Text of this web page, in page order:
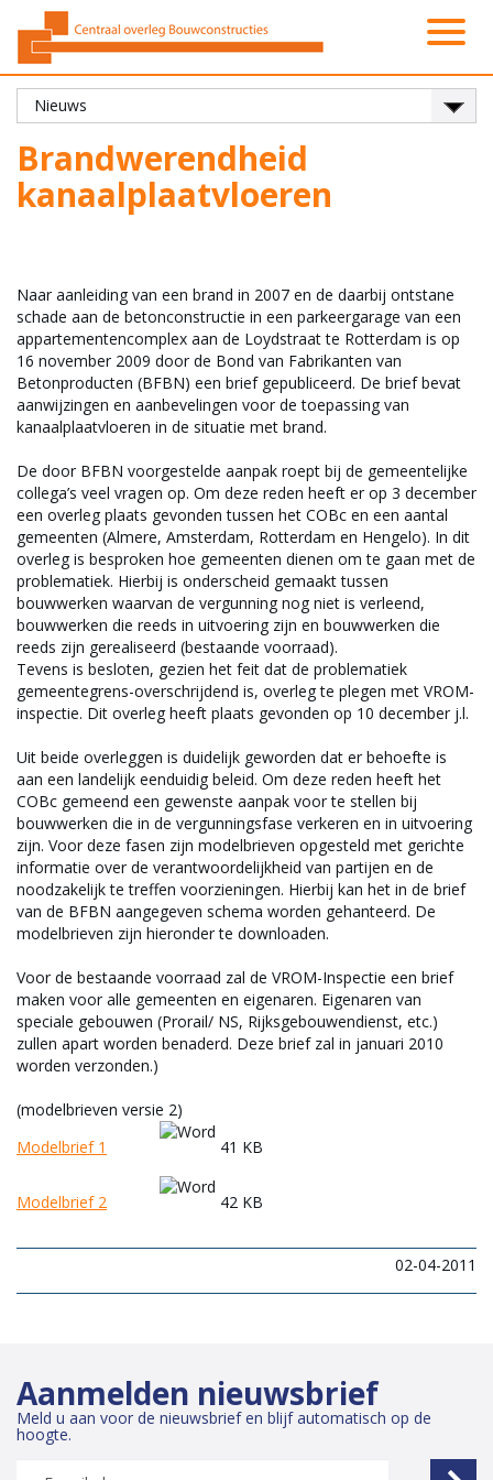
Brandwerendheid
kanaalplaatvloeren
Naar aanleiding van een brand in 2007 en de daarbij ontstane
schade aan de betonconstructie in een parkeergarage van een
appartementencomplex aan de Loydstraat te Rotterdam is op
16 november 2009 door de Bond van Fabrikanten van
Betonproducten (BFBN) een brief gepubliceerd. De brief bevat
aanwijzingen en aanbevelingen voor de toepassing van
kanaalplaatvloeren in de situatie met brand.
De door BFBN voorgestelde aanpak roept bij de gemeentelijke
collega’s veel vragen op. Om deze reden heeft er op 3 december
een overleg plaats gevonden tussen het COBc en een aantal
gemeenten (Almere, Amsterdam, Rotterdam en Hengelo). In dit
overleg is besproken hoe gemeenten dienen om te gaan met de
problematiek. Hierbij is onderscheid gemaakt tussen
bouwwerken waarvan de vergunning nog niet is verleend,
bouwwerken die reeds in uitvoering zijn en bouwwerken die
reeds zijn gerealiseerd (bestaande voorraad).
Tevens is besloten, gezien het feit dat de problematiek
gemeentegrens-overschrijdend is, overleg te plegen met VROM-
inspectie. Dit overleg heeft plaats gevonden op 10 december j.l.
Uit beide overleggen is duidelijk geworden dat er behoefte is
aan een landelijk eenduidig beleid. Om deze reden heeft het
COBc gemeend een gewenste aanpak voor te stellen bij
bouwwerken die in de vergunningsfase verkeren en in uitvoering
zijn. Voor deze fasen zijn modelbrieven opgesteld met gerichte
informatie over de verantwoordelijkheid van partijen en de
noodzakelijk te treffen voorzieningen. Hierbij kan het in de brief
van de BFBN aangegeven schema worden gehanteerd. De
modelbrieven zijn hieronder te downloaden.
Voor de bestaande voorraad zal de VROM-Inspectie een brief
maken voor alle gemeenten en eigenaren. Eigenaren van
speciale gebouwen (Prorail/ NS, Rijksgebouwendienst, etc.)
zullen apart worden benaderd. Deze brief zal in januari 2010
worden verzonden.)
(modelbrieven versie 2)
Modelbrief 1
41 KB
Modelbrief 2 42 KB
02-04-2011
Aanmelden nieuwsbrief
Meld u aan voor de nieuwsbrief en blijf automatisch op de
hoogte.